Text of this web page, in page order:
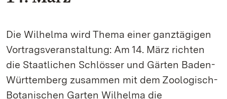
Die Wilhelma wird Thema einer ganztägigen
Vortragsveranstaltung: Am 14. März richten
die Staatlichen Schlösser und Gärten Baden-
Württemberg zusammen mit dem Zoologisch-
Botanischen Garten Wilhelma die